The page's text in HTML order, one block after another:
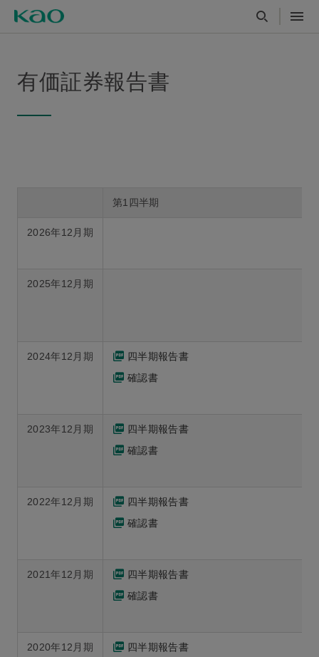
有価証券報告書
第1四半期
2026年12月期
2025年12月期
2024年12月期
四半期報告書
確認書
2023年12月期
四半期報告書
確認書
2022年12月期
四半期報告書
確認書
2021年12月期
四半期報告書
確認書
2020年12月期
四半期報告書